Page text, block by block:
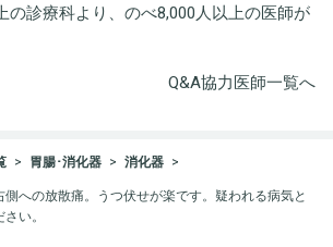
の診療科より、のべ8,000人以上の医師が
Q&A協力医師一覧へ
胃腸･消化器 消化器
への放散痛。うつ伏せが楽です。疑われる病気と
い。